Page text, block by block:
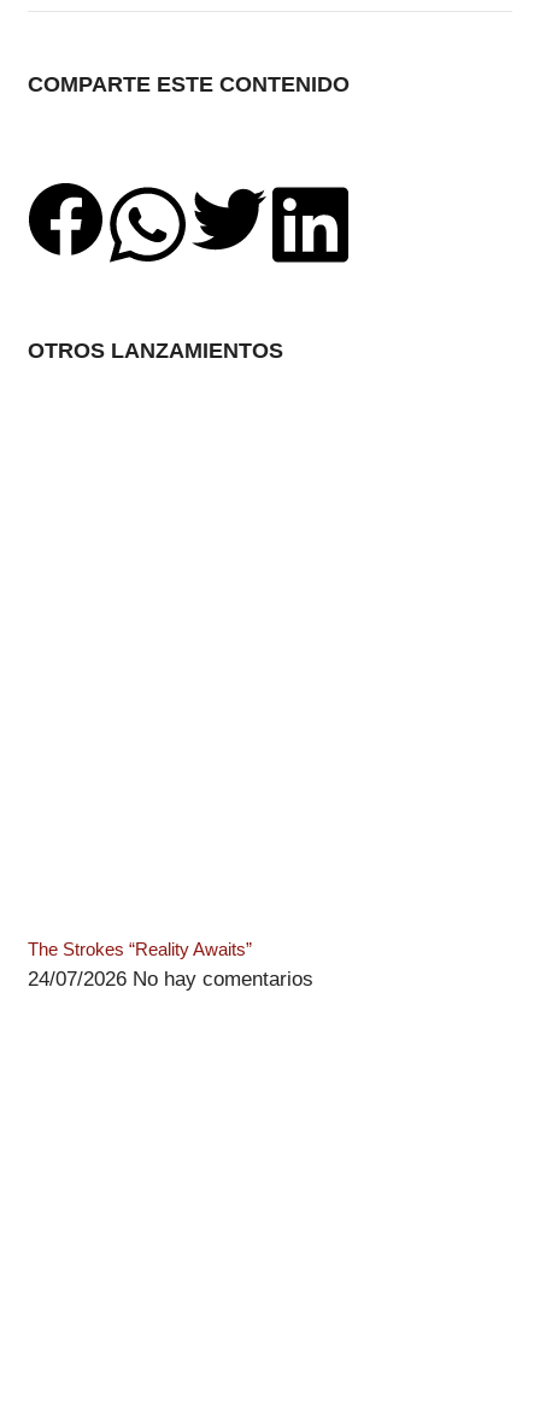
COMPARTE ESTE CONTENIDO
OTROS LANZAMIENTOS
The Strokes “Reality Awaits”
24/07/2026 No hay comentarios